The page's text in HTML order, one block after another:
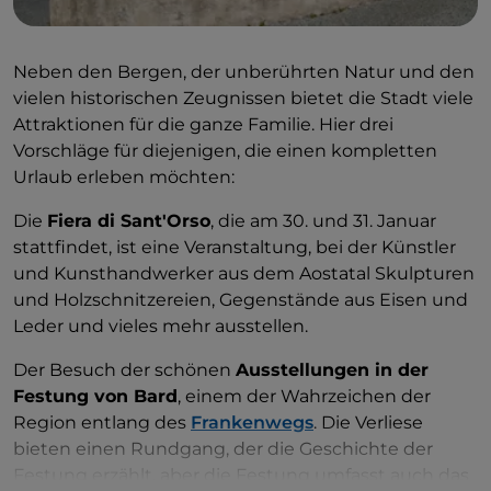
Höhenunterschied des Gebietes auszugleichen,
Kaiser Augustus und der andere Jupiter, Juno
und Minerva gewidmet ist.
Neben den Bergen, der unberührten Natur und den
vielen historischen Zeugnissen bietet die Stadt viele
Attraktionen für die ganze Familie. Hier drei
Vorschläge für diejenigen, die einen kompletten
Urlaub erleben möchten:
Die Fiera di Sant'Orso, die am 30. und 31. Januar
stattfindet, ist eine Veranstaltung, bei der Künstler
und Kunsthandwerker aus dem Aostatal Skulpturen
und Holzschnitzereien, Gegenstände aus Eisen und
Leder und vieles mehr ausstellen.
Der Besuch der schönen Ausstellungen in der
Festung von Bard, einem der Wahrzeichen der
Region entlang des Frankenwegs. Die Verliese
bieten einen Rundgang, der die Geschichte der